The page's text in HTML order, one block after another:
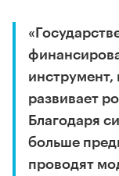
инструмент,
развивает
Благодаря
больше
проводят